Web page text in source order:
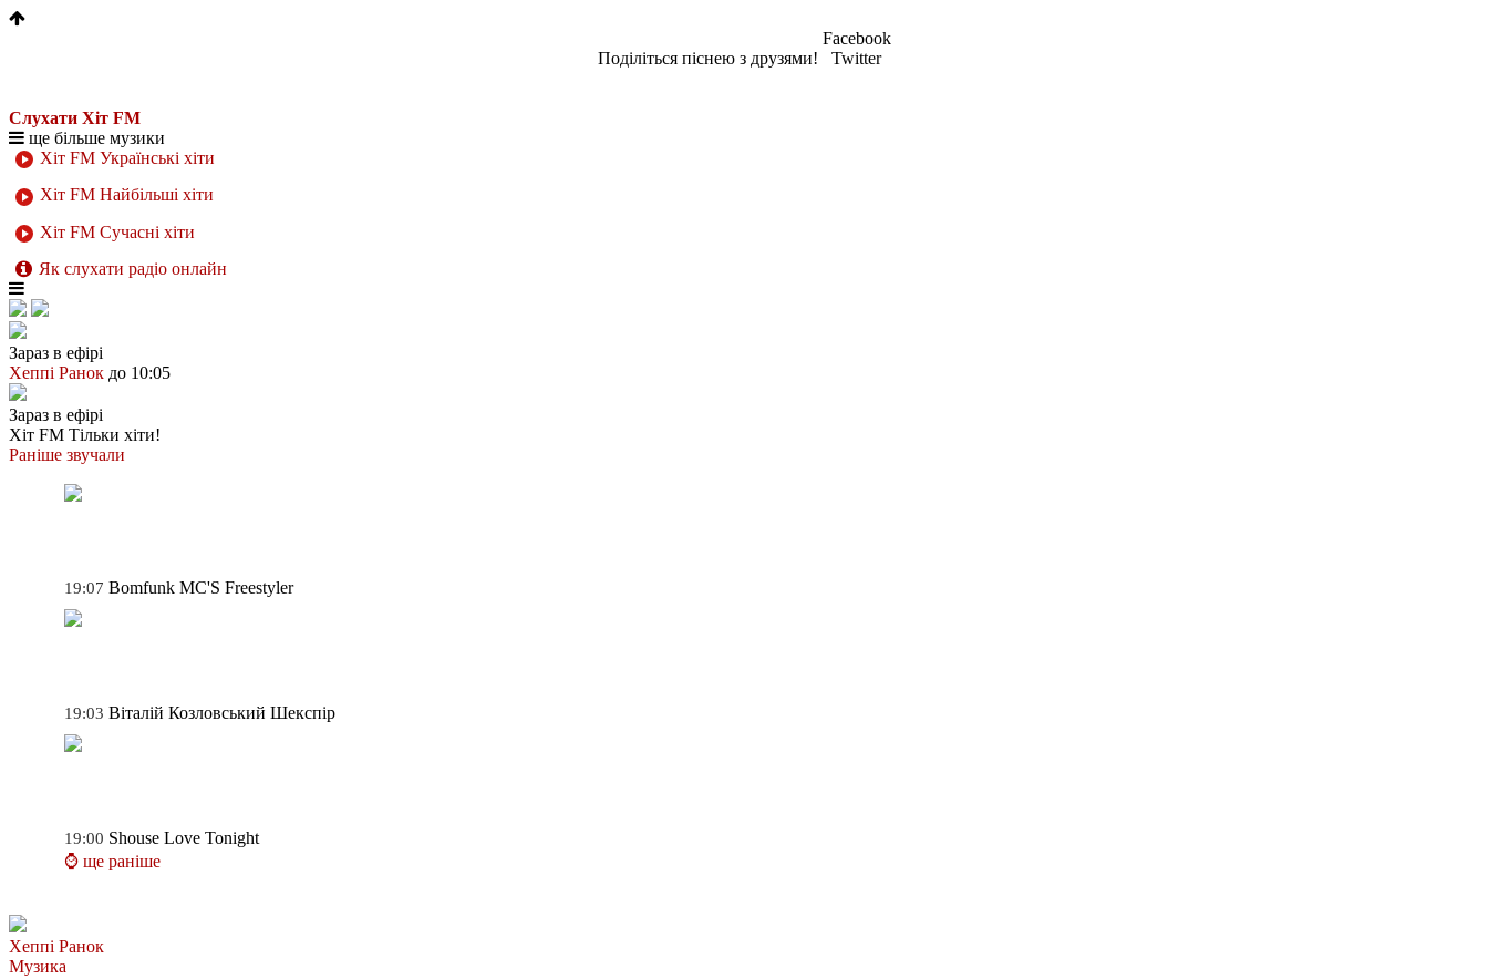
Поділіться піснею з друзями!
Facebook
Twitter
Слухати Хіт FM
ще більше музики
Хіт FM Українські хіти
Хіт FM Найбільші хіти
Хіт FM Сучасні хіти
Як слухати радіо онлайн
Зараз в ефірі
Хеппі Ранок до 10:05
Зараз в ефірі
Хіт FM Тільки хіти!
Раніше звучали
19:07 Bomfunk MC'S Freestyler
19:03 Віталій Козловський Шекспір
19:00 Shouse Love Tonight
⌚ ще раніше
Хеппі Ранок
Музика